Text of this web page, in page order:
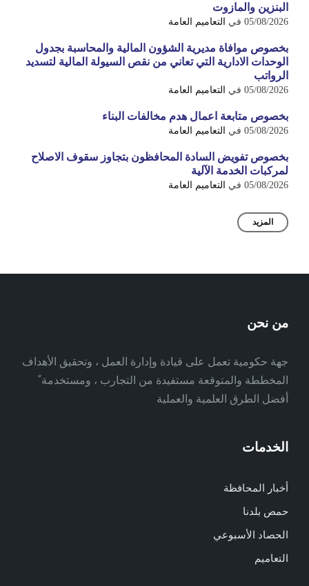
البنزين والمازوت
05/08/2026 في التعاميم العامة
بخصوص موافاة مديرية الشؤون المالية والمحاسبة بجدول
الوحدات الادارية التي تعاني من نقص السيولة المالية لتسديد
الرواتب
05/08/2026 في التعاميم العامة
بخصوص متابعة اعمال هدم مخالفات البناء
05/08/2026 في التعاميم العامة
بخصوص تفويض السادة المحافظون بتجاوز سقوف الاصلاح
لمركبات الخدمة الآلية
05/08/2026 في التعاميم العامة
المزيد
من نحن
جهة حكومية تعمل على قيادة وإدارة العمل ، وتحقيق الأهداف
المخططة والمتوقعة مستفيدة من التجارب ، ومستخدمة ً
أفضل الطرق العلمية والعملية
الخدمات
أخبار المحافظة
حمص بلدنا
الحصاد الأسبوعي
التعاميم